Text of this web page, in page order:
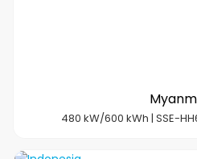
480 kW/600 kWh | SSE-